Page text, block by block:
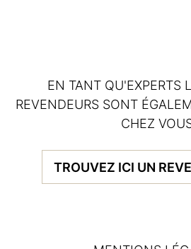
EN TANT QU'EXPERTS
REVENDEURS SONT
CHEZ
TROUVEZ ICI UN